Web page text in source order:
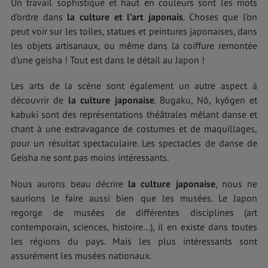
Un travail sophistiqué et haut en couleurs sont les mots
d’ordre dans la culture et l’art japonais. Choses que l’on
peut voir sur les toiles, statues et peintures japonaises, dans
les objets artisanaux, ou même dans la coiffure remontée
d’une geisha ! Tout est dans le détail au Japon !
Les arts de la scène sont également un autre aspect à
découvrir de la culture japonaise. Bugaku, Nô, kyôgen et
kabuki sont des représentations théâtrales mêlant danse et
chant à une extravagance de costumes et de maquillages,
pour un résultat spectaculaire. Les spectacles de danse de
Geisha ne sont pas moins intéressants.
Nous aurons beau décrire la culture japonaise, nous ne
saurions le faire aussi bien que les musées. Le Japon
regorge de musées de différentes disciplines (art
contemporain, sciences, histoire…), il en existe dans toutes
les régions du pays. Mais les plus intéressants sont
assurément les musées nationaux.